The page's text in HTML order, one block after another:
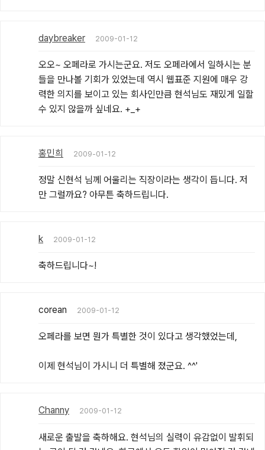
daybreaker 2009-01-12
오오~ 오페라로 가시는군요. 저도 오페라에서 일하시는 분
들을 만나볼 기회가 있었는데 역시 웹표준 지원에 매우 강
력한 의지를 보이고 있는 회사인만큼 현석님도 재밌게 일할
수 있지 않을까 싶네요. +_+
홍민희 2009-01-12
정말 신현석 님께 어울리는 직장이라는 생각이 듭니다. 저
만 그럴까요? 아무튼 축하드립니다.
k 2009-01-12
축하드립니다~!
corean 2009-01-12
오페라를 보면 뭔가 특별한 것이 있다고 생각했었는데,
이제 현석님이 가시니 더 특별해 졌군요. ^^'
Channy 2009-01-12
새로운 출발을 축하해요. 현석님의 실력이 유감없이 발휘되